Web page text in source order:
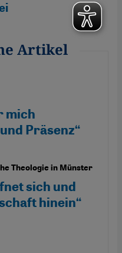
Artikel
mich
Präsenz“
Theologie in Münster
sich und
hinein“